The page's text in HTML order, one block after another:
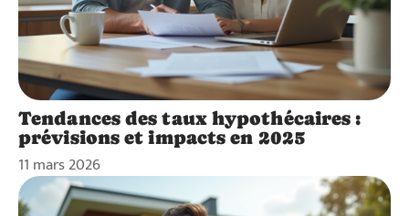
Tendances des taux hypothécaires :
prévisions et impacts en 2025
11 mars 2026